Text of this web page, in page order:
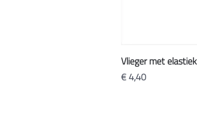
Vlieger met elastiek
Prijs
€ 4,40